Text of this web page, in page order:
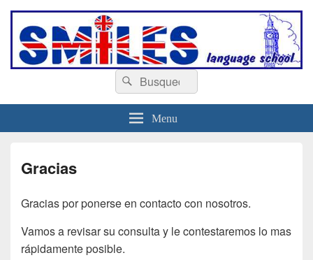
escuelasmiles.es
Buscar
por:
Buscar
Menu
Gracias
Gracias por ponerse en contacto con nosotros.
Vamos a revisar su consulta y le contestaremos lo mas
rápidamente posible.